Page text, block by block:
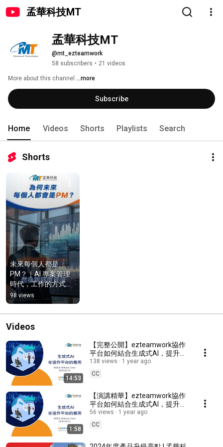
孟華科技MT
孟華科技MT
@mt_ezteamwork
58 subscribers • 21 videos
More about this channel ...more
Subscribe
Home Videos Shorts Playlists Search
Shorts
未來每個人都是
PM？｜AI 專案管理
時代，工作的方式正
在改變【導入AI後的
工作思維 01】
98 views
Videos
14:53
【完整公開】ezteamwork協作
平台如何結合生成式AI，提升會
議管理效率？
138 views
1 year ago
CC
1:58
【演講精華】ezteamwork協作
平台如何結合生成式AI，提升會
議管理效率？
56 views
1 year ago
CC